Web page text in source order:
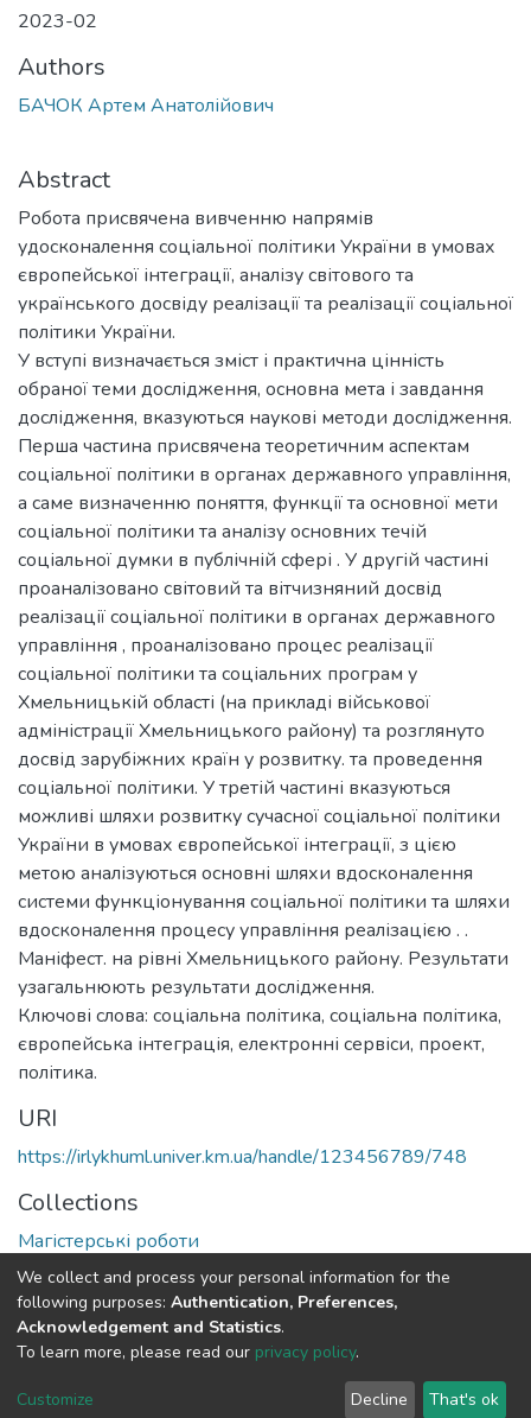
2023-02
Authors
БАЧОК Артем Анатолійович
Abstract
Робота присвячена вивченню напрямів
удосконалення соціальної політики України в умовах
європейської інтеграції, аналізу світового та
українського досвіду реалізації та реалізації соціальної
політики України.
У вступі визначається зміст і практична цінність
обраної теми дослідження, основна мета і завдання
дослідження, вказуються наукові методи дослідження.
Перша частина присвячена теоретичним аспектам
соціальної політики в органах державного управління,
а саме визначенню поняття, функції та основної мети
соціальної політики та аналізу основних течій
соціальної думки в публічній сфері . У другій частині
проаналізовано світовий та вітчизняний досвід
реалізації соціальної політики в органах державного
управління , проаналізовано процес реалізації
соціальної політики та соціальних програм у
Хмельницькій області (на прикладі військової
адміністрації Хмельницького району) та розглянуто
досвід зарубіжних країн у розвитку. та проведення
соціальної політики. У третій частині вказуються
можливі шляхи розвитку сучасної соціальної політики
України в умовах європейської інтеграції, з цією
метою аналізуються основні шляхи вдосконалення
системи функціонування соціальної політики та шляхи
вдосконалення процесу управління реалізацією . .
Маніфест. на рівні Хмельницького району. Результати
узагальнюють результати дослідження.
Ключові слова: соціальна політика, соціальна політика,
європейська інтеграція, електронні сервіси, проект,
політика.
URI
https://irlykhuml.univer.km.ua/handle/123456789/748
Collections
Магістерські роботи
Full item page
DSpace software copyright © 2002-2026
Cookie
End User
Send
We collect and process your personal information for the
following purposes: Authentication, Preferences,
Acknowledgement and Statistics.
To learn more, please read our privacy policy.
Customize Decline That's ok